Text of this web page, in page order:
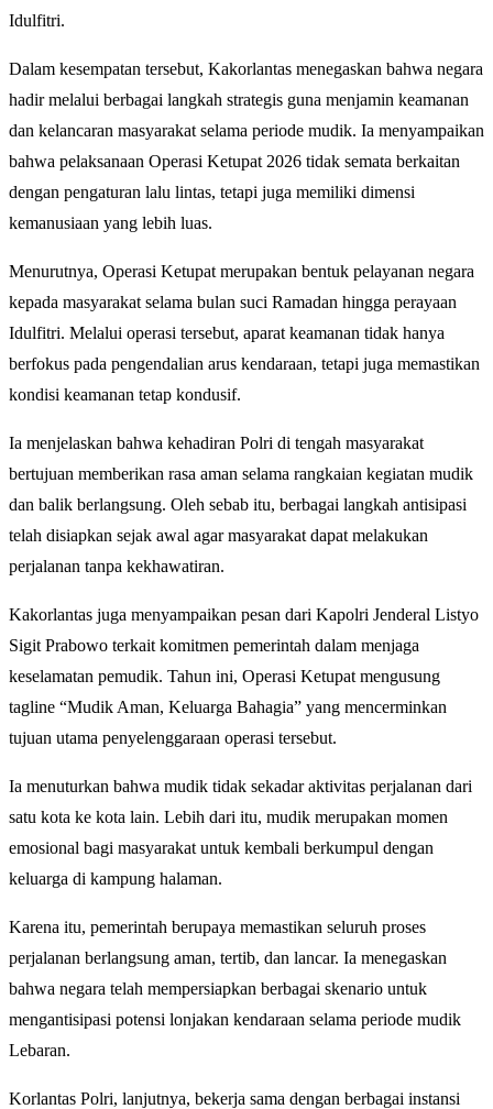
Idulfitri.
Dalam kesempatan tersebut, Kakorlantas menegaskan bahwa negara
hadir melalui berbagai langkah strategis guna menjamin keamanan
dan kelancaran masyarakat selama periode mudik. Ia menyampaikan
bahwa pelaksanaan Operasi Ketupat 2026 tidak semata berkaitan
dengan pengaturan lalu lintas, tetapi juga memiliki dimensi
kemanusiaan yang lebih luas.
Menurutnya, Operasi Ketupat merupakan bentuk pelayanan negara
kepada masyarakat selama bulan suci Ramadan hingga perayaan
Idulfitri. Melalui operasi tersebut, aparat keamanan tidak hanya
berfokus pada pengendalian arus kendaraan, tetapi juga memastikan
kondisi keamanan tetap kondusif.
Ia menjelaskan bahwa kehadiran Polri di tengah masyarakat
bertujuan memberikan rasa aman selama rangkaian kegiatan mudik
dan balik berlangsung. Oleh sebab itu, berbagai langkah antisipasi
telah disiapkan sejak awal agar masyarakat dapat melakukan
perjalanan tanpa kekhawatiran.
Kakorlantas juga menyampaikan pesan dari Kapolri Jenderal Listyo
Sigit Prabowo terkait komitmen pemerintah dalam menjaga
keselamatan pemudik. Tahun ini, Operasi Ketupat mengusung
tagline “Mudik Aman, Keluarga Bahagia” yang mencerminkan
tujuan utama penyelenggaraan operasi tersebut.
Ia menuturkan bahwa mudik tidak sekadar aktivitas perjalanan dari
satu kota ke kota lain. Lebih dari itu, mudik merupakan momen
emosional bagi masyarakat untuk kembali berkumpul dengan
keluarga di kampung halaman.
Karena itu, pemerintah berupaya memastikan seluruh proses
perjalanan berlangsung aman, tertib, dan lancar. Ia menegaskan
bahwa negara telah mempersiapkan berbagai skenario untuk
mengantisipasi potensi lonjakan kendaraan selama periode mudik
Lebaran.
Korlantas Polri, lanjutnya, bekerja sama dengan berbagai instansi